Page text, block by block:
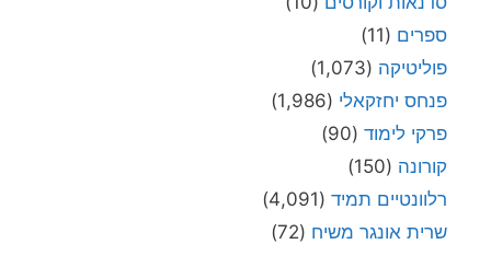
ספרים (11)
פוליטיקה (1,073)
פנחס יחזקאלי (1,986)
פרקי לימוד (90)
קורונה (150)
רלוונטיים תמיד (4,091)
שרית אונגר משיח (72)